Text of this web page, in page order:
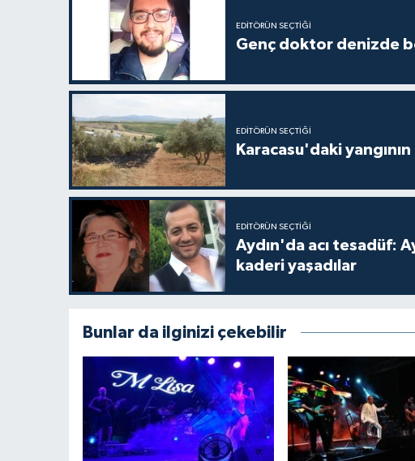
EDITÖRÜN SEÇTIĞI
Genç doktor denizde
EDITÖRÜN SEÇTIĞI
Karacasu'daki
EDITÖRÜN SEÇTIĞI
Aydın'da acı tesadüf:
kaderi yaşadılar
Bunlar da ilginizi çekebilir